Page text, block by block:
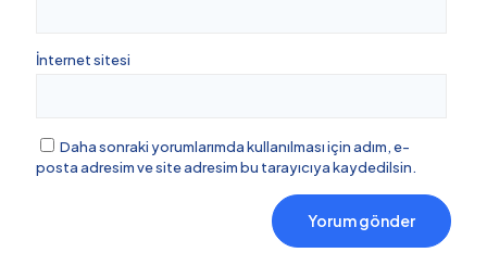
İnternet sitesi
Daha sonraki yorumlarımda kullanılması için adım, e-
posta adresim ve site adresim bu tarayıcıya kaydedilsin.